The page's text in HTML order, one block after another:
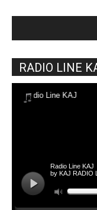
RADIO LINE